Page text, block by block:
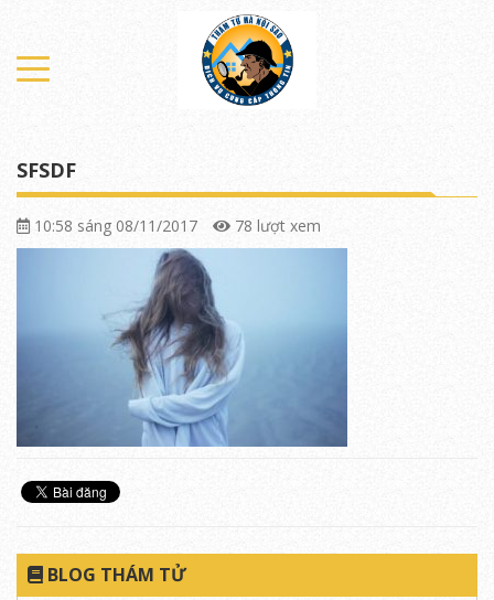
SFSDF
10:58 sáng 08/11/2017 78 lượt xem
BLOG THÁM TỬ